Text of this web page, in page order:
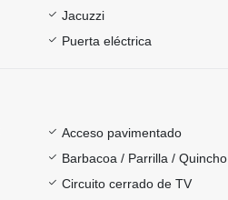
Jacuzzi
Puerta eléctrica
Acceso pavimentado
Barbacoa / Parrilla / Quincho
Circuito cerrado de TV